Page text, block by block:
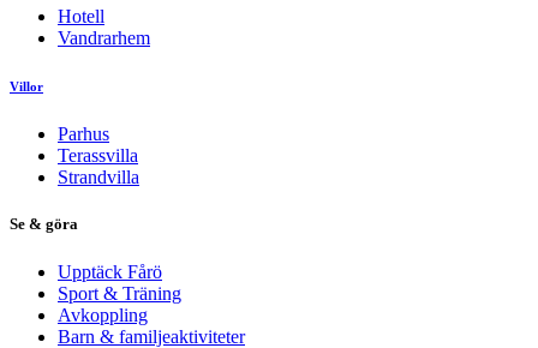
Hotell
Vandrarhem
Villor
Parhus
Terassvilla
Strandvilla
Se & göra
Upptäck Fårö
Sport & Träning
Avkoppling
Barn & familjeaktiviteter